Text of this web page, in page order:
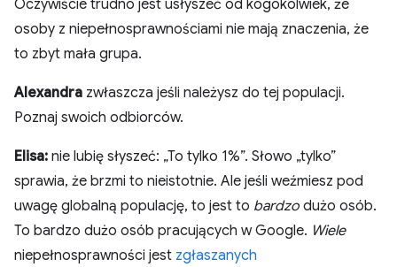
Oczywiście trudno jest usłyszeć od kogokolwiek, że
osoby z niepełnosprawnościami nie mają znaczenia, że
to zbyt mała grupa.
Alexandra zwłaszcza jeśli należysz do tej populacji.
Poznaj swoich odbiorców.
Elisa: nie lubię słyszeć: „To tylko 1%”. Słowo „tylko”
sprawia, że brzmi to nieistotnie. Ale jeśli weźmiesz pod
uwagę globalną populację, to jest to bardzo dużo osób.
To bardzo dużo osób pracujących w Google. Wiele
niepełnosprawności jest zgłaszanych